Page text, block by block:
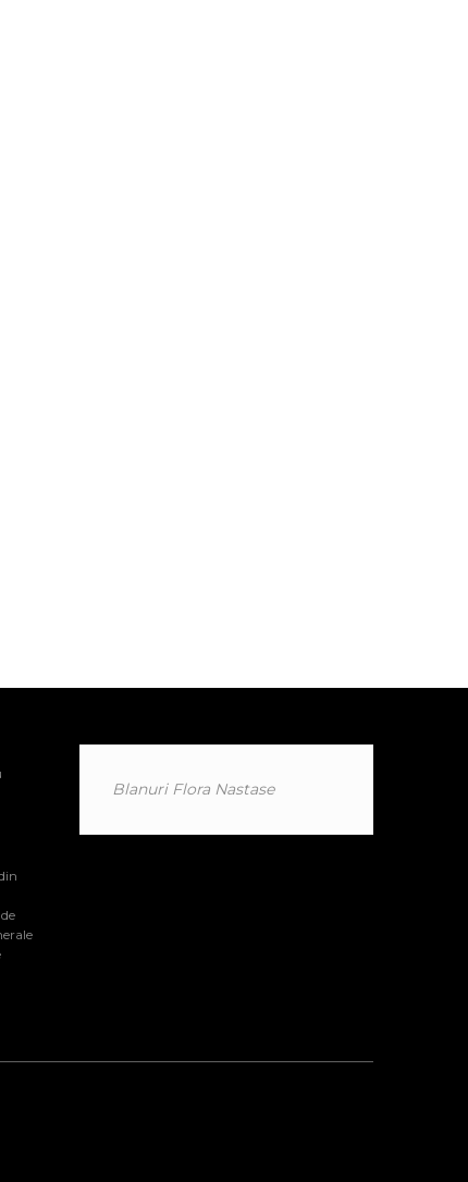
Blanuri Flora Nastase